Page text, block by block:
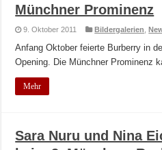
Münchner Prominenz
9. Oktober 2011 Bildergalerien ,
Anfang Oktober feierte Burberry in
Opening. Die Münchner Prominenz
Mehr
Sara Nuru und Nina